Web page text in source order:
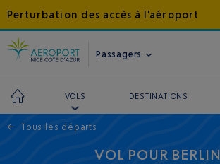
Perturbation des accès à l'aéroport
Passagers
VOLS DESTINATIONS
← Tous les départs
VOL POUR BERLIN